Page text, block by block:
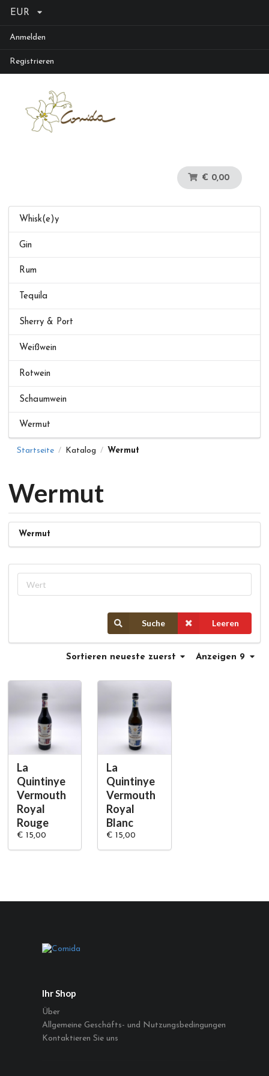
EUR
Anmelden
Registrieren
€ 0,00
Whisk(e)y
Gin
Rum
Tequila
Sherry & Port
Weißwein
Rotwein
Schaumwein
Wermut
Startseite / Katalog / Wermut
Wermut
Wermut
Suche Leeren
Anzeigen 9
Sortieren neueste zuerst
La
Quintinye
Vermouth
Royal
Rouge
€ 15,00
La
Quintinye
Vermouth
Royal
Blanc
€ 15,00
Ihr Shop
Über
Allgemeine Geschäfts- und Nutzungsbedingungen
Kontaktieren Sie uns